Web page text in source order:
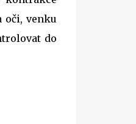
oči, venku
do